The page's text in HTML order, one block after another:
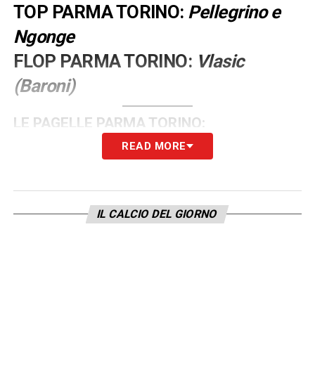
TOP PARMA TORINO: Pellegrino e
Ngonge
FLOP PARMA TORINO: Vlasic
(Baroni)
LE PAGELLE PARMA TORINO:
Le pagelle, i top e i flop diParma Torino
Parma (3-5-2):Suzuki 6; Ndiaye 5.5, Circati
6.5, Del Prato 6.5; Valeri 7, Britschgi 7, Keita
READ MORE
IL CALCIO DEL GIORNO